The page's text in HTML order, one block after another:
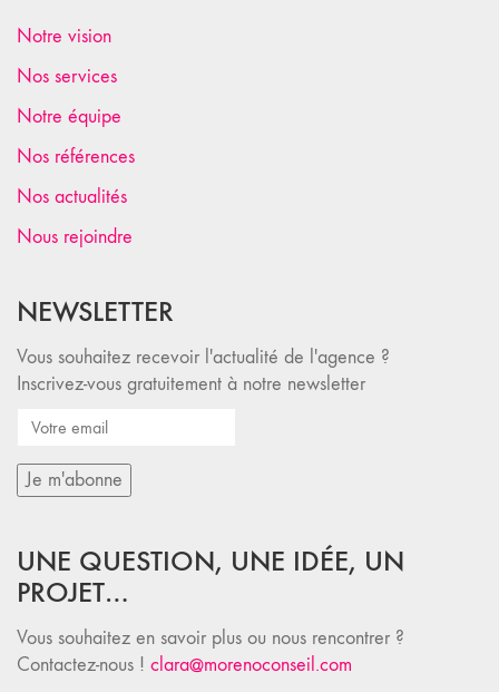
Notre vision
Nos services
Notre équipe
Nos références
Nos actualités
Nous rejoindre
NEWSLETTER
Vous souhaitez recevoir l'actualité de l'agence ?
Inscrivez-vous gratuitement à notre newsletter
UNE QUESTION, UNE IDÉE, UN
PROJET…
Vous souhaitez en savoir plus ou nous rencontrer ?
Contactez-nous ! clara@morenoconseil.com